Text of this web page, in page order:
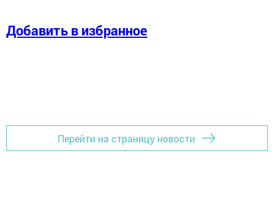
Добавить в избранное
Перейти на страницу новости